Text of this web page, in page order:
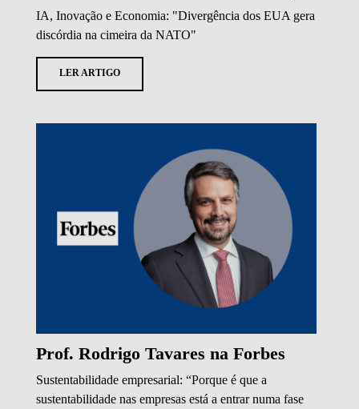
IA, Inovação e Economia: "Divergência dos EUA gera
discórdia na cimeira da NATO"
LER ARTIGO
Prof. Rodrigo Tavares na Forbes
Sustentabilidade empresarial: “Porque é que a
sustentabilidade nas empresas está a entrar numa fase